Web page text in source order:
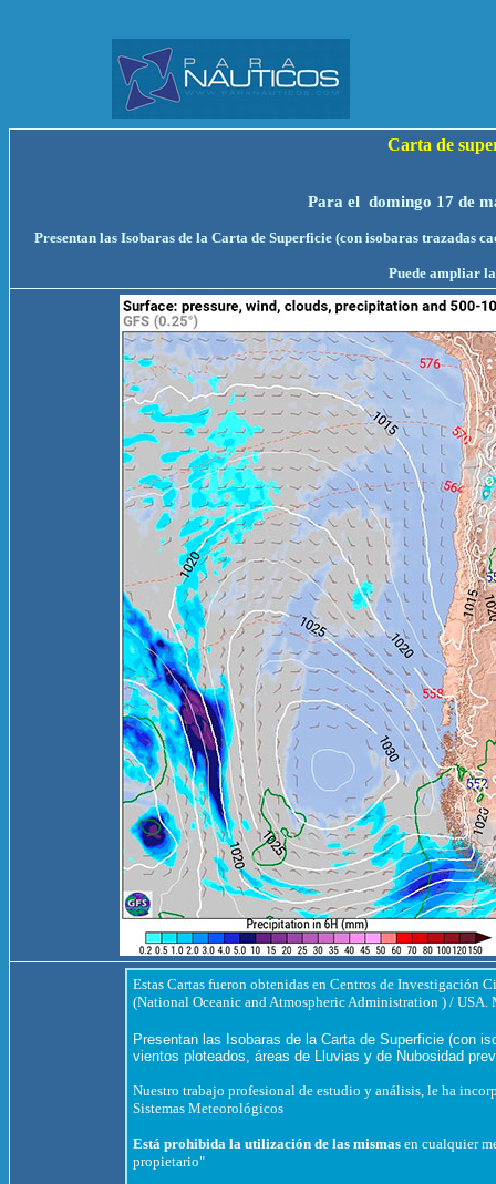
Carta de
Para el domingo 17 de
Presentan las Isobaras de la Carta de Superficie (con isobaras trazadas
Puede ampliar
Estas Cartas fueron obtenidas en Centros de Investigación
(National Oceanic and Atmospheric Administration ) / USA.
Presentan las Isobaras de la Carta de Superficie (con
vientos ploteados, áreas de Lluvias y de Nubosidad
Nuestro trabajo profesional de estudio y análisis, le ha
Sistemas Meteorológicos
Está prohibida la utilización de las mismas en cualquier
propietario"